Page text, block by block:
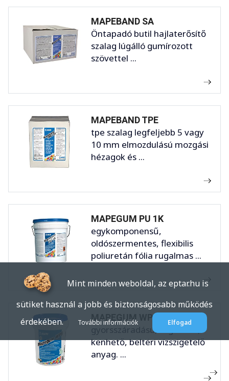
MAPEBAND SA
Öntapadó butil hajlaterősítő
szalag lúgálló gumírozott
szövettel ...
MAPEBAND TPE
tpe szalag legfeljebb 5 vagy
10 mm elmozdulású mozgási
hézagok és ...
MAPEGUM PU 1K
egykomponensű,
oldószermentes, flexibilis
poliuretán fólia rugalmas ...
MAPEGUM WPS
gyorsszáradású, rugalmas,
kenhető, beltéri vízszigetelő
anyag. ...
Mint minden weboldal, az eptar.hu is
sütiket használ a jobb és biztonságosabb működés
érdekében.
További információk Elfogad